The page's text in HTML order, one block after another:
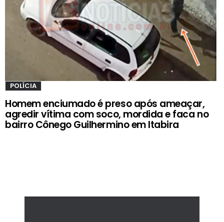
POLÍCIA
Homem enciumado é preso após ameaçar,
agredir vítima com soco, mordida e faca no
bairro Cônego Guilhermino em Itabira